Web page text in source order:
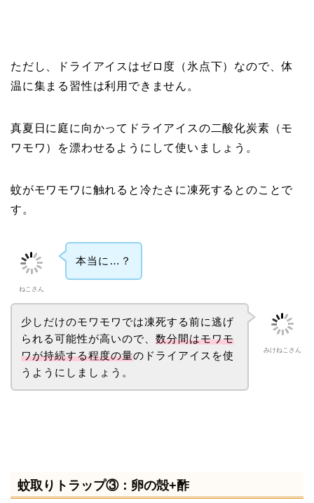
ただし、ドライアイスはゼロ度（氷点下）なので、体
温に集まる習性は利用できません。
真夏日に庭に向かってドライアイスの二酸化炭素（モ
ワモワ）を漂わせるようにして使いましょう。
蚊がモワモワに触れると冷たさに凍死するとのことで
す。
ねこさん
本当に…？
みけねこさん
少しだけのモワモワでは凍死する前に逃げ
られる可能性が高いので、 数分間はモワモ
ワが持続する程度の量のドライアイスを使
うようにしましょう。
蚊取りトラップ③：卵の殻+酢